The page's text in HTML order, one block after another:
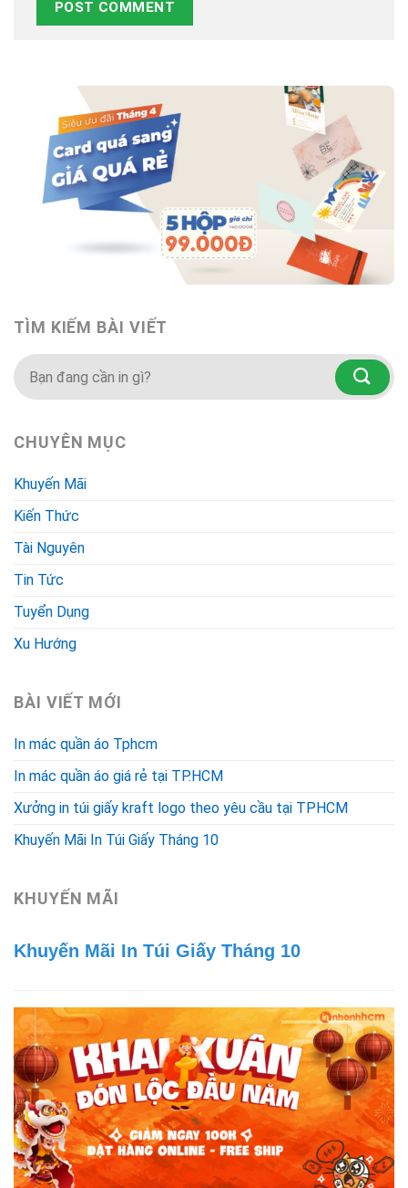
TÌM KIẾM BÀI VIẾT
CHUYÊN MỤC
Khuyến Mãi
Kiến Thức
Tài Nguyên
Tin Tức
Tuyển Dụng
Xu Hướng
BÀI VIẾT MỚI
In mác quần áo Tphcm
In mác quần áo giá rẻ tại TP.HCM
Xưởng in túi giấy kraft logo theo yêu cầu tại TPHCM
Khuyến Mãi In Túi Giấy Tháng 10
KHUYẾN MÃI
Khuyến Mãi In Túi Giấy Tháng 10